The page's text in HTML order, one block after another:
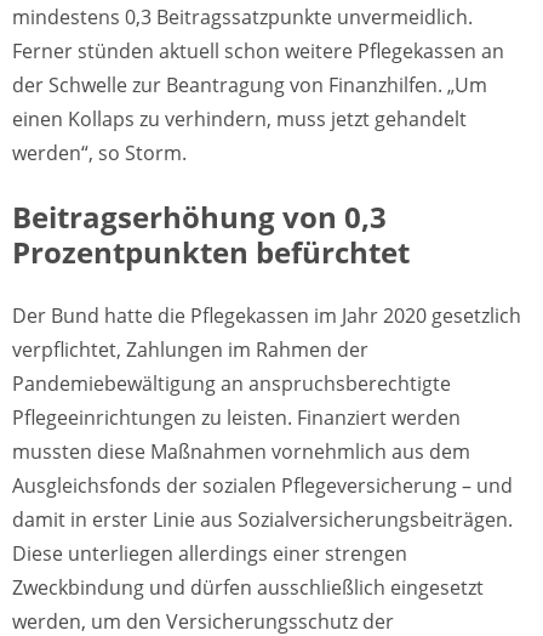
mindestens 0,3 Beitragssatzpunkte unvermeidlich.
Ferner stünden aktuell schon weitere Pflegekassen an
der Schwelle zur Beantragung von Finanzhilfen. „Um
einen Kollaps zu verhindern, muss jetzt gehandelt
werden“, so Storm.
Beitragserhöhung von 0,3
Prozentpunkten befürchtet
Der Bund hatte die Pflegekassen im Jahr 2020 gesetzlich
verpflichtet, Zahlungen im Rahmen der
Pandemiebewältigung an anspruchsberechtigte
Pflegeeinrichtungen zu leisten. Finanziert werden
mussten diese Maßnahmen vornehmlich aus dem
Ausgleichsfonds der sozialen Pflegeversicherung – und
damit in erster Linie aus Sozialversicherungsbeiträgen.
Diese unterliegen allerdings einer strengen
Zweckbindung und dürfen ausschließlich eingesetzt
werden, um den Versicherungsschutz der